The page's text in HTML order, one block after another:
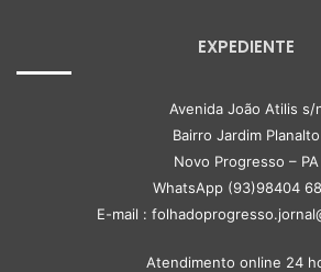
EXPEDIENTE
Avenida João Atilis s/
Bairro Jardim Planalto
Novo Progresso – PA
WhatsApp (93)98404
E-mail :
Atendimento online 24